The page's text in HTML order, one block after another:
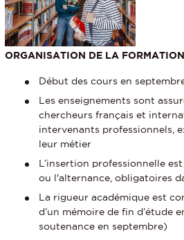
ORGANISATION DE LA FORMATION
Début des cours en
Les enseignements sont
chercheurs français et
intervenants professionnels,
leur métier
L’insertion professionnelle
ou l'alternance, obligatoires
La rigueur académique est
d’un mémoire de fin d’étude
soutenance en septembre)